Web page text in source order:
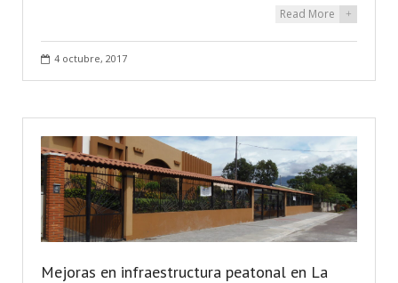
Read More +
4 octubre, 2017
Mejoras en infraestructura peatonal en La